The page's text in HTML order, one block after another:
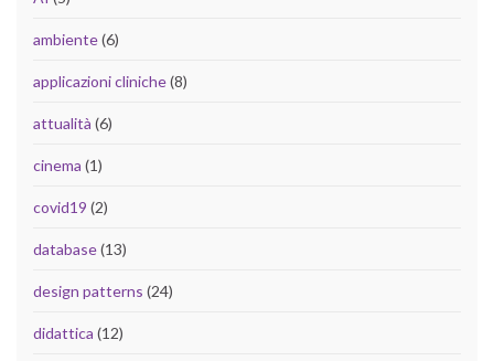
ambiente(6)
applicazioni cliniche(8)
attualità (6)
cinema (1)
covid19 (2)
database(13)
design patterns (24)
didattica (12)